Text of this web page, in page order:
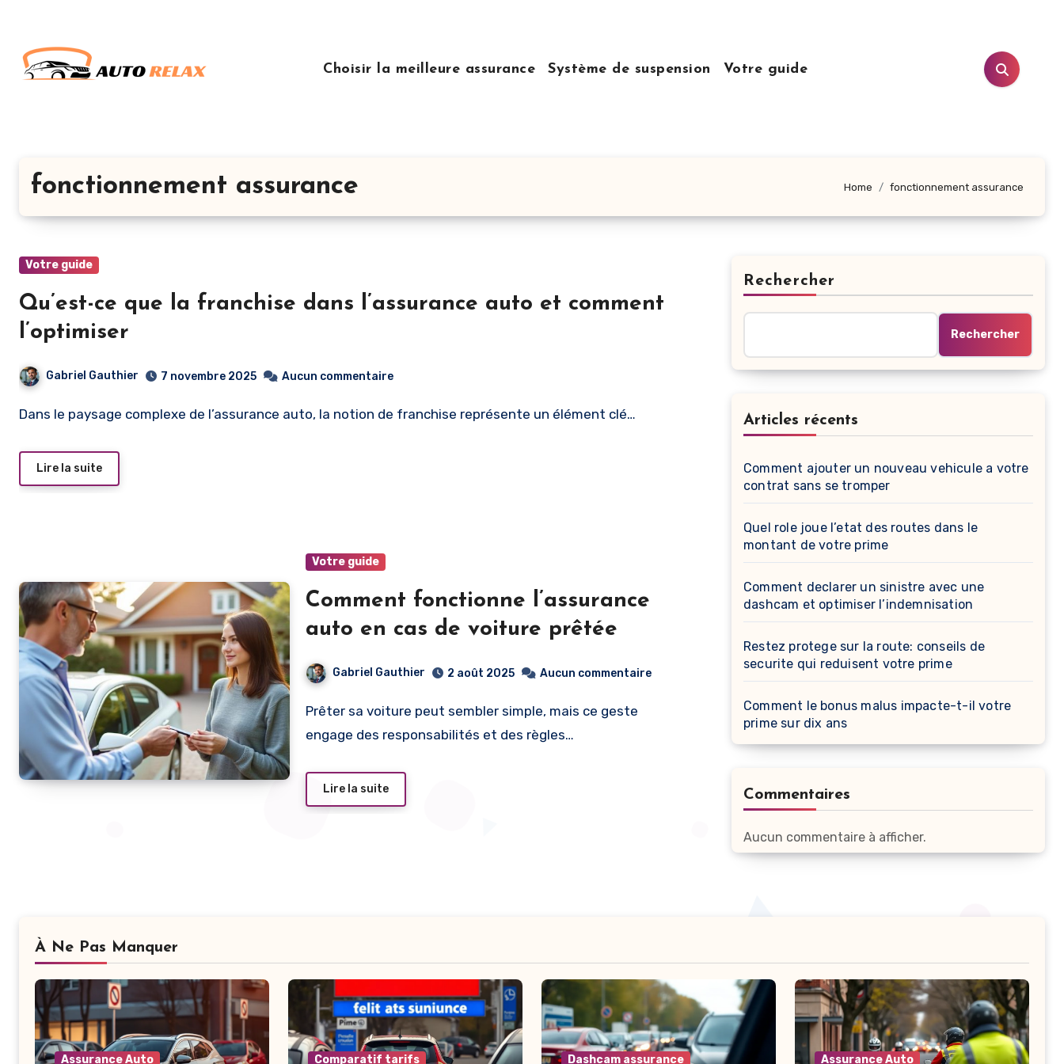
contenu
principal
Choisir la meilleure assurance Système de suspension Votre guide
fonctionnement assurance Home fonctionnement assurance
Votre guide
Qu’est-ce que la franchise dans l’assurance auto et comment
l’optimiser
Gabriel Gauthier 7 novembre 2025 Aucun commentaire
Dans le paysage complexe de l’assurance auto, la notion de franchise représente un élément clé…
Lire la suite
Votre guide
Comment fonctionne l’assurance
auto en cas de voiture prêtée
Gabriel Gauthier 2 août 2025 Aucun commentaire
Prêter sa voiture peut sembler simple, mais ce geste
engage des responsabilités et des règles…
Lire la suite
Rechercher
Rechercher
Articles récents
Comment ajouter un nouveau vehicule a votre
contrat sans se tromper
Quel role joue l’etat des routes dans le
montant de votre prime
Comment declarer un sinistre avec une
dashcam et optimiser l’indemnisation
Restez protege sur la route: conseils de
securite qui reduisent votre prime
Comment le bonus malus impacte-t-il votre
prime sur dix ans
Commentaires
Aucun commentaire à afficher.
À Ne Pas Manquer
Assurance Auto Comparatif tarifs Dashcam assurance Assurance Auto